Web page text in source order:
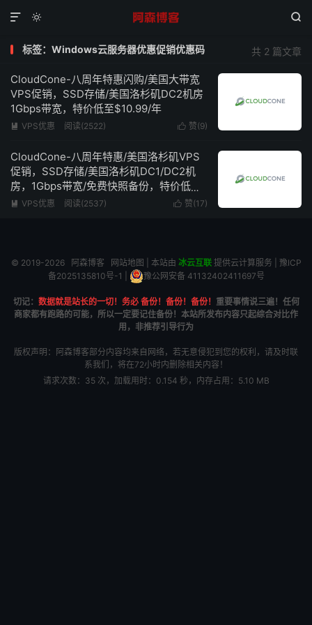
 

共 2 篇文章
标签：Windows云服务器优惠促销优惠码
CloudCone-八周年特惠闪购/美国大带宽
VPS促销，SSD存储/美国洛杉矶DC2机房
1Gbps带宽，特价低至$10.99/年
 赞(9)
 VPS优惠 阅读(2522)
CloudCone-八周年特惠/美国洛杉矶VPS
促销，SSD存储/美国洛杉矶DC1/DC2机
房，1Gbps带宽/免费快照备份，特价低至
$13.2/年
 赞(17)
 VPS优惠 阅读(2537)
© 2019-2026 阿森博客 网站地图 | 本站由 冰云互联提供云计算服务 | 豫ICP
备2025135810号-1
豫公网安备 41132402411697号
切记： 数据就是站长的一切！务必 备份！备份！备份！ 重要事情说三遍！任何
商家都有跑路的可能，所以一定要记住备份！本站所发布内容只起综合对比作
用，非推荐引导行为
版权声明：阿森博客部分内容均来自网络，若无意侵犯到您的权利，请及时联
系我们，将在72小时内删除相关内容！
请求次数：35 次，加载用时：0.154 秒，内存占用：5.10 MB